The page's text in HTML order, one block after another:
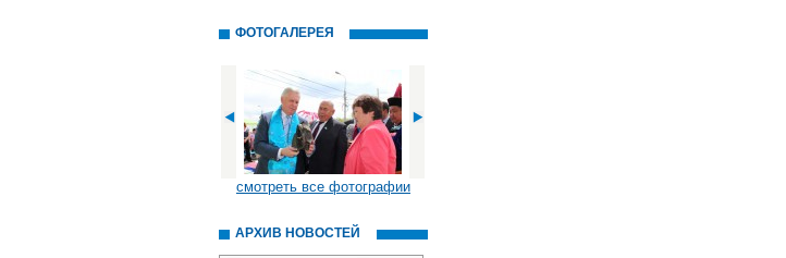
ФОТОГАЛЕРЕЯ
смотреть все фотографии
АРХИВ НОВОСТЕЙ